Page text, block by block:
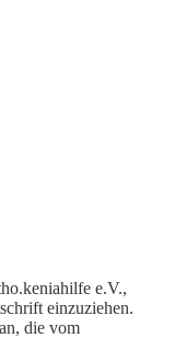
e.V.,
einzuziehen.
die vom